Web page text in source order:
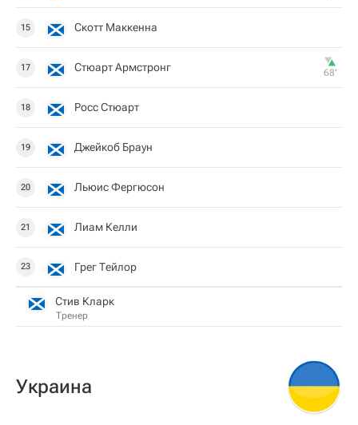
15 Скотт Маккенна
17 Стюарт Армстронг 68‎’‎
18 Росс Стюарт
19 Джейкоб Браун
20 Льюис Фергюсон
21 Лиам Келли
23 Грег Тейлор
Стив Кларк
Тренер
Украина